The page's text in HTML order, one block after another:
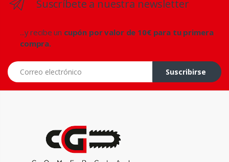
Suscríbete a nuestra newsletter
...y recibe un cupón por valor de 10€ para tu primera
compra.
Correo electrónico
Suscribirse